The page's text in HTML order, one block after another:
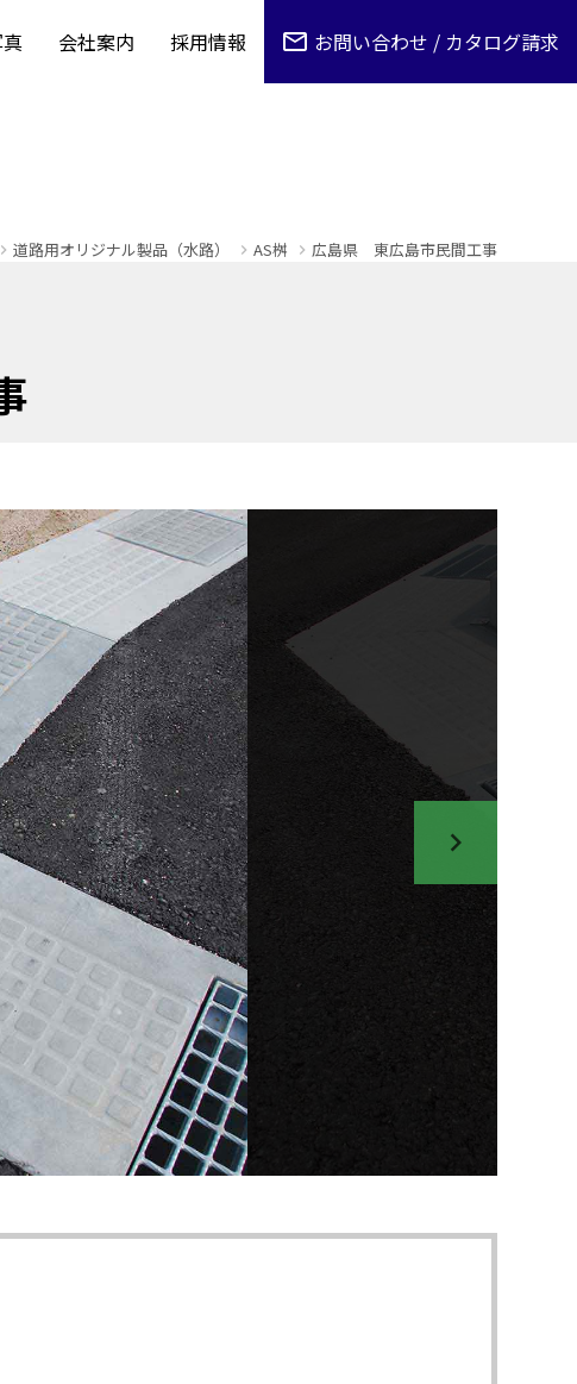
会社案内 採用情報 お問い合わせ / カタログ請求
道路用オリジナル製品（水路） AS桝 広島県 東広島市民間工事